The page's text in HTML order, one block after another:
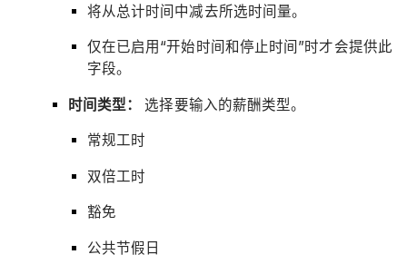
将从总计时间中减去所选时间量。
仅在已启用“开始时间和停止时间”时才会提供此
字段。
时间类型： 选择要输入的薪酬类型。
常规工时
双倍工时
豁免
公共节假日